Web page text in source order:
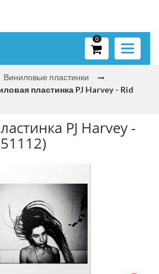
Toggle
0
Виниловые пластинки
пластинка PJ Harvey - Rid
PJ Harvey -